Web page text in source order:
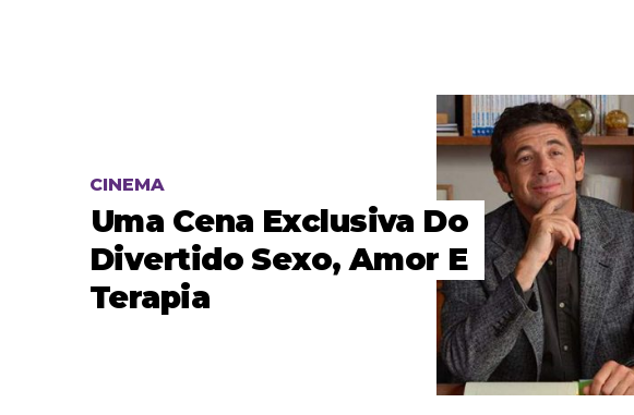
CINEMA
Uma Cena Exclusiva Do
Divertido Sexo, Amor E
Terapia